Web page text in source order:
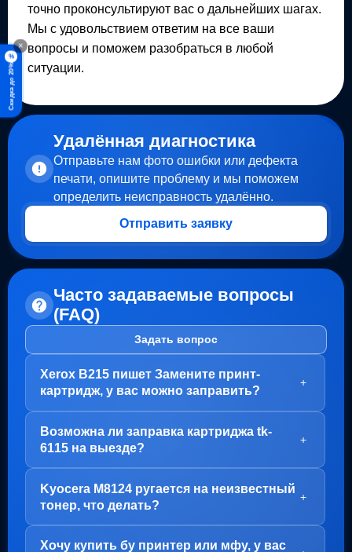
×
%
Скидка до 20%
точно проконсультируют вас о дальнейших шагах.
Мы с удовольствием ответим на все ваши
вопросы и поможем разобраться в любой
ситуации.
Удалённая диагностика
Отправьте нам фото ошибки или дефекта
печати, опишите проблему и мы поможем
определить неисправность удалённо.
Отправить заявку
Часто задаваемые вопросы
(FAQ)
Задать вопрос
Xerox B215 пишет Замените принт-
картридж, у вас можно заправить?
+
В вашем случае, заправка картриджа не требуется.
Проблема с блоком барабана (Принт-картридж), у
него просто закончился ресурс.
Варианта два:
1. Привозите вам, мы его чистим, меняем чип и
Возможна ли заправка картриджа tk-
6115 на выезде?
+
Да, заправка картриджа TK-6115 возможна как в
нашем офисе на Пролетарской, так и на выезде.
Но есть важный момент - первый раз картридж
лучше заправить у нас, чтобы мы могли полностью
Kyocera M8124 ругается на неизвестный
тонер, что делать?
+
Хочу купить бу принтер или мфу, у вас